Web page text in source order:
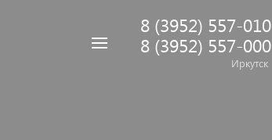
8 (3952) 557-010
8 (3952) 557-000
Иркутск